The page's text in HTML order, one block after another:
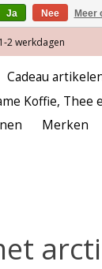
2 werkdagen
Cadeau
Koffie, Thee
Merken
Ja Nee Meer